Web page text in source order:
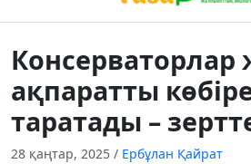
Консерваторлар
ақпаратты
таратады –
28 қаңтар, 2025 / Ербұлан Қайрат